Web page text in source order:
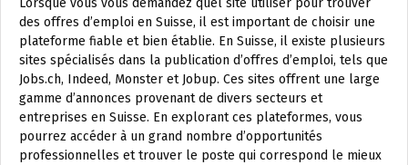
Lorsque vous vous demandez quel site utiliser pour trouver
des offres d’emploi en Suisse, il est important de choisir une
plateforme fiable et bien établie. En Suisse, il existe plusieurs
sites spécialisés dans la publication d’offres d’emploi, tels que
Jobs.ch, Indeed, Monster et Jobup. Ces sites offrent une large
gamme d’annonces provenant de divers secteurs et
entreprises en Suisse. En explorant ces plateformes, vous
pourrez accéder à un grand nombre d’opportunités
professionnelles et trouver le poste qui correspond le mieux